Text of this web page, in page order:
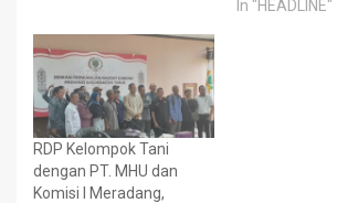
In "HEADLINE"
RDP Kelompok Tani
dengan PT. MHU dan
Komisi I Meradang,